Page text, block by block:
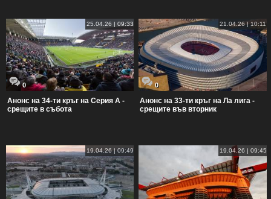
25.04.26 | 09:33
0
Анонс на 34-ти кръг на Серия А -
срещите в събота
21.04.26 | 10:11
0
Анонс на 33-ти кръг на Ла лига -
срещите във вторник
19.04.26 | 09:49 19.04.26 | 09:45